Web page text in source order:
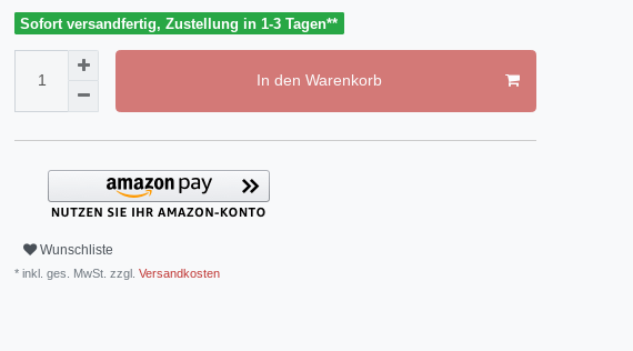
Sofort versandfertig, Zustellung in 1-3 Tagen**
In den Warenkorb
Wunschliste
* inkl. ges. MwSt. zzgl. Versandkosten